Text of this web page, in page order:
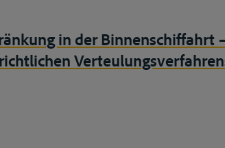
in der Binnenschiffahrt